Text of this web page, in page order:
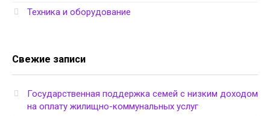
Техника и оборудование
Свежие записи
Государственная поддержка семей с низким доходом
на оплату жилищно-коммунальных услуг